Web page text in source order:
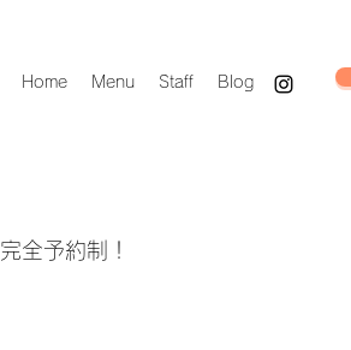
Home Menu Staff Blog
完全予約制！